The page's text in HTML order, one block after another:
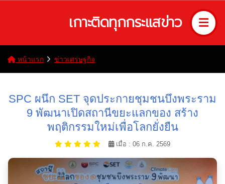
เกาะติดทุกกระแสข่าว
หน้าแรก ข่าวเศรษฐกิจ
SPC ผนึก SET จุดประกายชุมชนบึงพระราม
9 พัฒนาเปิดสถานีขยะแลกของ สร้าง
พฤติกรรมใหม่เพื่อโลกยั่งยืน
เมื่อ : 06 ก.ค. 2569